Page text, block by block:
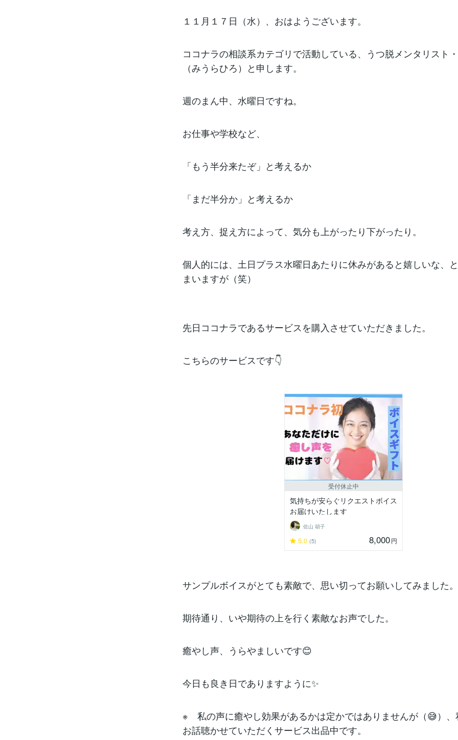
１１月１７日（水）、おはようございます。
ココナラの相談系カテゴリで活動している、うつ脱メンタリスト
（みうらひろ）と申します。
週のまん中、水曜日ですね。
お仕事や学校など、
「もう半分来たぞ」と考えるか
「まだ半分か」と考えるか
考え方、捉え方によって、気分も上がったり下がったり。
個人的には、土日プラス水曜日あたりに休みがあると嬉しいな、
まいますが（笑）
先日ココナラであるサービスを購入させていただきました。
こちらのサービスです👇
受付休止中
気持ちが安らぐリクエストボイス
お届けいたします
佐山 胡子
5.0 (5) 8,000円
サンプルボイスがとても素敵で、思い切ってお願いしてみました。
期待通り、いや期待の上を行く素敵なお声でした。
癒やし声、うらやましいです😊
今日も良き日でありますように✨
※ 私の声に癒やし効果があるかは定かではありませんが（😅）、
お話聴かせていただくサービス出品中です。